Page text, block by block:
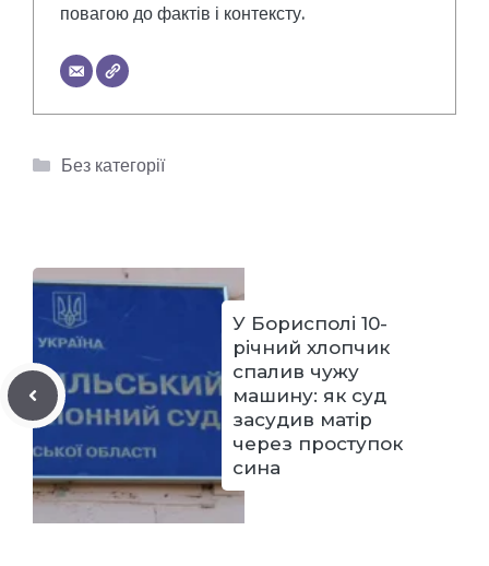
повагою до фактів і контексту.
Категорії
Без категорії
У Борисполі 10-
річний хлопчик
спалив чужу
машину: як суд
засудив матір
через проступок
сина